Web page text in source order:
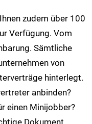
zudem über 100
Verfügung. Vom
Sämtliche
von
hinterlegt.
anbinden?
einen Minijobber?